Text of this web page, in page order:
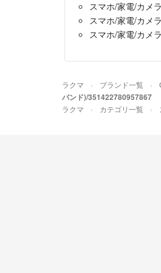
スマホ/家電/カメラ
スマホ/家電/カメラ
スマホ/家電/カメラ
ラクマ ブランド一覧
バンド)/351422780957867
ラクマ カテゴリ一覧